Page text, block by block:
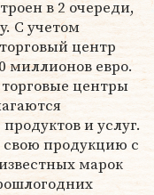
в 2 очереди,
С учетом
центр
миллионов евро.
центры
и услуг.
свою продукцию с
марок